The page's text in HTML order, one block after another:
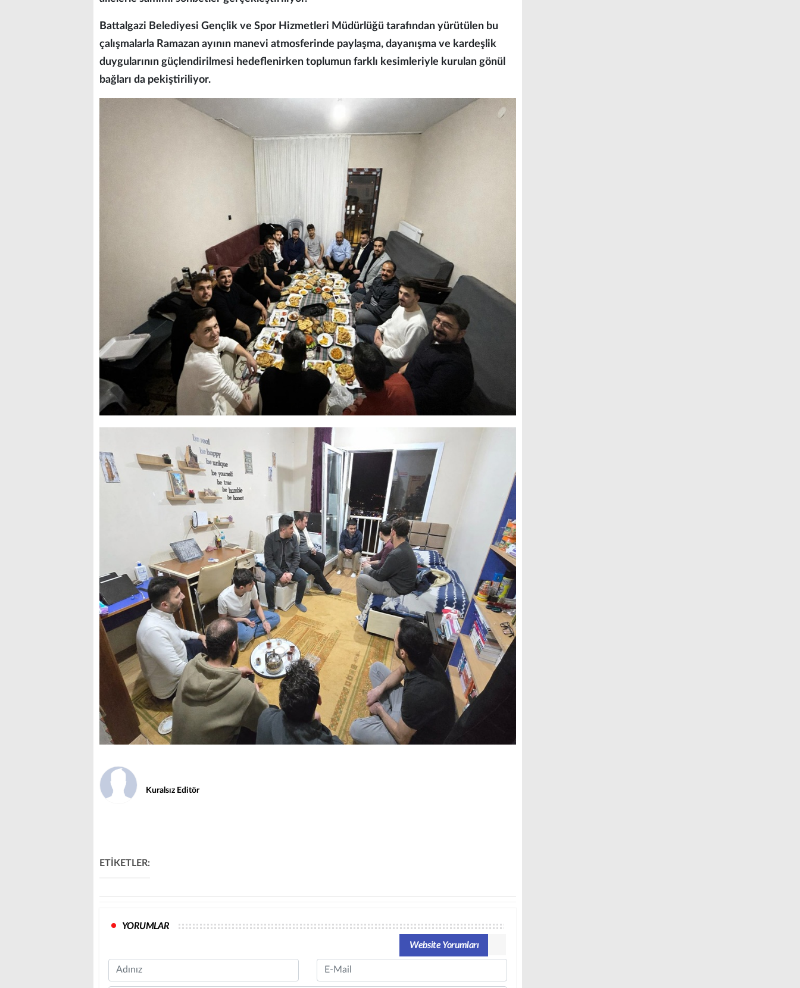
Battalgazi Belediyesi Gençlik ve Spor Hizmetleri Müdürlüğü tarafından yürütülen bu
çalışmalarla Ramazan ayının manevi atmosferinde paylaşma, dayanışma ve kardeşlik
duygularının güçlendirilmesi hedeflenirken toplumun farklı kesimleriyle kurulan gönül
bağları da pekiştiriliyor.
Kuralsız Editör
ETİKETLER:
YORUMLAR
Website Yorumları
Name Email